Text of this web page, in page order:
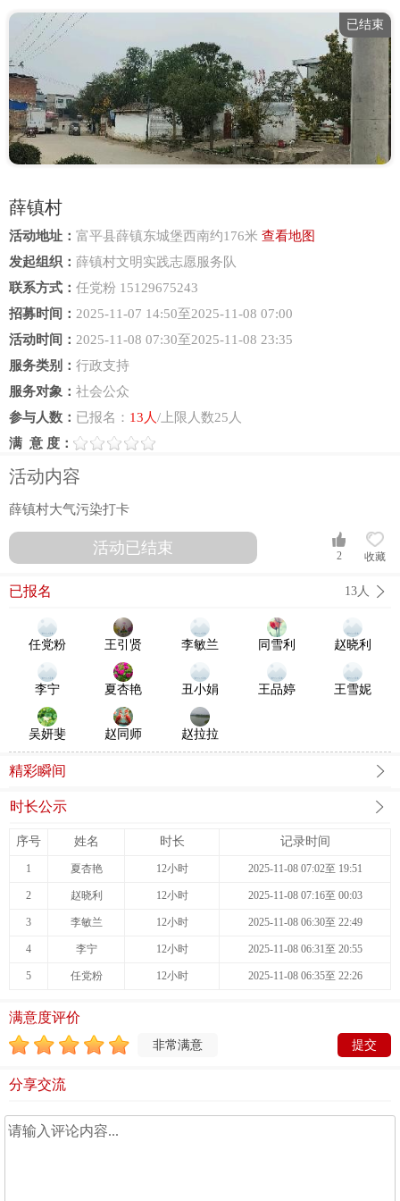
已结束
薛镇村
活动地址： 富平县薛镇东城堡西南约176米 查看地图
发起组织： 薛镇村文明实践志愿服务队
联系方式： 任党粉 15129675243
招募时间： 2025-11-07 14:50至2025-11-08 07:00
活动时间： 2025-11-08 07:30至2025-11-08 23:35
服务类别： 行政支持
服务对象： 社会公众
参与人数： 已报名： 13人/上限人数25人
满 意 度：
活动内容
薛镇村大气污染打卡
活动已结束 收藏
2
已报名 13人
任党粉 王引贤 李敏兰 同雪利 赵晓利
李宁 夏杏艳 丑小娟 王品婷 王雪妮
吴妍斐 赵同师 赵拉拉
精彩瞬间
时长公示
序号 姓名 时长 记录时间
1 夏杏艳 12小时 2025-11-08 07:02至 19:51
2 赵晓利 12小时 2025-11-08 07:16至 00:03
3 李敏兰 12小时 2025-11-08 06:30至 22:49
4 李宁 12小时 2025-11-08 06:31至 20:55
5 任党粉 12小时 2025-11-08 06:35至 22:26
满意度评价
非常满意
分享交流